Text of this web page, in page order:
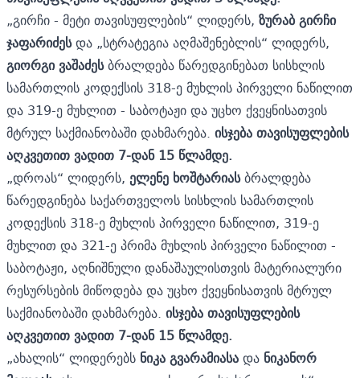
„გირჩი - მეტი თავისუფლების“ ლიდერს, ზურაბ გირჩი
ჯაფარიძესდა „სტრატეგია აღმაშენებლის“ ლიდერს,
გიორგი ვაშაძესბრალდება წარედგინებათ სისხლის
სამართლის კოდექსის 318-ე მუხლის პირველი ნაწილით
და 319-ე მუხლით - საბოტაჟი და უცხო ქვეყნისათვის
მტრულ საქმიანობაში დახმარება. ისჯება თავისუფლების
აღკვეთით ვადით 7-დან 15 წლამდე.
„დროას“ ლიდერს, ელენე ხოშტარიასბრალდება
წარედგინება საქართველოს სისხლის სამართლის
კოდექსის 318-ე მუხლის პირველი ნაწილით, 319-ე
მუხლით და 321-ე პრიმა მუხლის პირველი ნაწილით -
საბოტაჟი, აღნიშნული დანაშაულისთვის მატერიალური
რესურსების მიწოდება და უცხო ქვეყნისათვის მტრულ
საქმიანობაში დახმარება. ისჯება თავისუფლების
აღკვეთით ვადით 7-დან 15 წლამდე.
„ახალის“ ლიდერებს ნიკა გვარამიასადა ნიკანორ